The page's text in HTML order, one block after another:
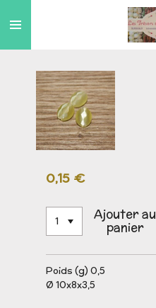
au
0,15 €
Ajouter au
panier
Poids (g) 0,5
Ø 10x8x3,5